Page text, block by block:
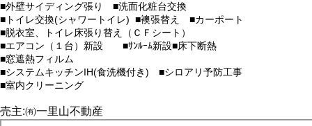
■外壁サイディング張り ■洗面化粧台交換
■トイレ交換(シャワートイレ) ■襖張替え ■カーポート
■脱衣室、トイレ床張り替え（ＣＦシート）
■エアコン（１台）新設 ■ｻﾝﾙｰﾑ新設■床下断熱
■窓遮熱フィルム
■システムキッチンIH(食洗機付き) ■シロアリ予防工事
■室内クリーニング
売主:㈲一里山不動産